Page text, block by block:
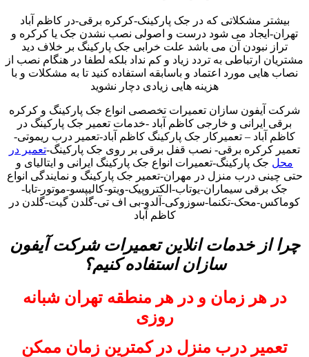
بیشتر مشکلاتی که در جک پارکینک-کرکره برقی-در کاظم آباد
تهران-ایجاد می شود درست و اصولی نصب نشدن جک یا کرکره و
تراز نبودن آن می باشد علت خرابی جک پارکینگ بر خلاف دید
مشتریان ارتباطی به تردد زیاد و کم نداد بلکه لطفا در هنگام نصب از
نصاب هایی مورد اعتماد و باسابقه استفاده کنید تا به مشکلات و با
هزینه هایی زیادی دچار نشوید
شرکت آیفون سازان تعمیرات تخصصی انواع جک پارکینگ و کرکره
برقی ایرانی و خارجی کاظم آباد -خدمات تعمیر جک پارکینگ در
کاظم آباد – تعمیرکار جک پارکینگ کاظم آباد-تعمیر درب ریموتی-
تعمیر کرکره برقی- نصب قفل برقی بر روی جک پارکینگ-تعمیر در
محل جک پارکینگ-تعمیرات انواع جک پارکینگ ایرانی و ایتالیای و
حتی چینی درب منزل در مهران-تعمیر جک پارکینگ و نمایندگی انواع
جک برقی سیماران-یوتاب-الکتروپیک-ویتو-کالیپسو-موتور-تابا-
کوماکس-محک-تکنما-سوزوکی-آلدو-بی اف تی-گلدن گیت-گلدن در
کاظم آباد
چرا از خدمات انلاین تعمیرات شرکت آیفون
سازان استفاده کنیم؟
در هر زمان و در هر منطقه تهران شبانه
روزی
تعمیر درب منزل در کمترین زمان ممکن